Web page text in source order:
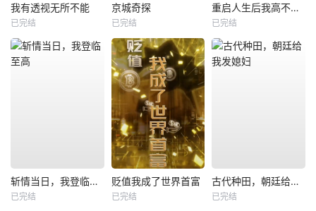
我有透视无所不能
已完结
京城奇探
已完结
重启人生后我高不可攀
已完结
斩情当日，我登临至高
已完结
贬值我成了世界首富
已完结
古代种田，朝廷给我发媳妇
已完结